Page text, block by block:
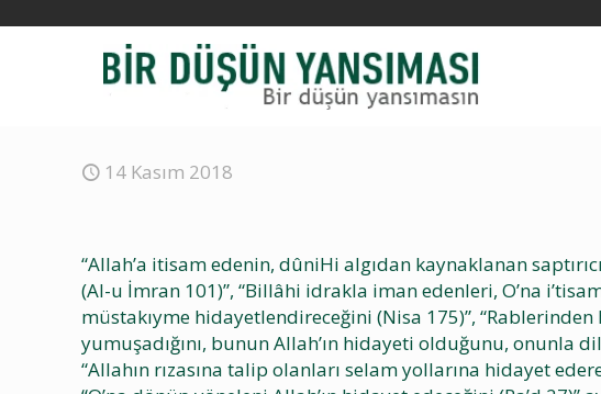
14 Kasım 2018
“Allah’a itisam edenin, dûniHi algıdan kaynaklanan
(Al-u İmran 101)”, “Billâhi idrakla iman edenleri, O’na
müstakıyme hidayetlendireceğini (Nisa 175)”,
yumuşadığını, bunun Allah’ın hidayeti olduğunu, onunla
“Allahın rızasına talip olanları selam yollarına hidayet